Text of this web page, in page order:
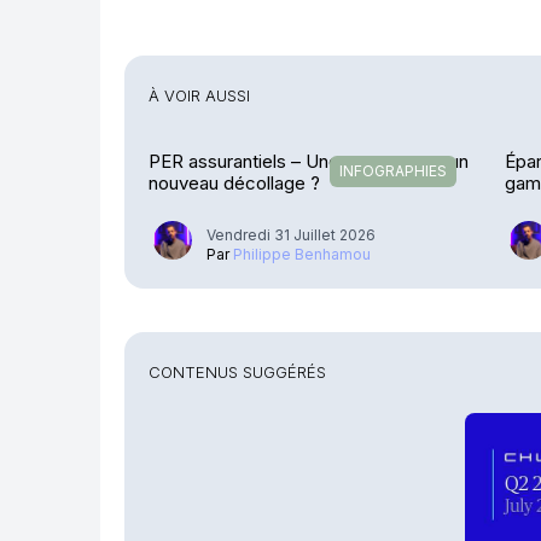
À VOIR AUSSI
INFOGRAPHIES
PER assurantiels – Une pause avant un
nouveau décollage ?
Vendredi 31 Juillet 2026
Par Philippe Benhamou
CONTENUS SUGGÉRÉS